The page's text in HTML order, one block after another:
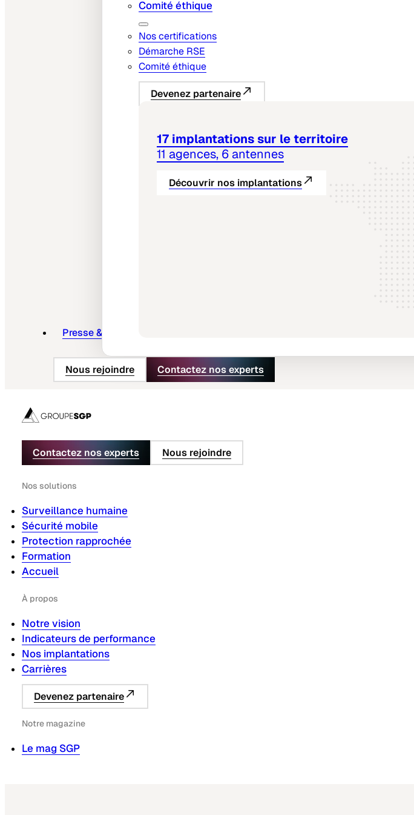
Comité éthique
Nos certifications
Démarche RSE
Comité éthique
Devenez partenaire
17 implantations sur le territoire
11 agences, 6 antennes
Découvrir nos implantations
Presse & actus
Nous rejoindre Contactez nos experts
Contactez nos experts Nous rejoindre
Nos solutions
Surveillance humaine
Sécurité mobile
Protection rapprochée
Formation
Accueil
À propos
Notre vision
Indicateurs de performance
Nos implantations
Carrières
Devenez partenaire
Notre magazine
Le mag SGP